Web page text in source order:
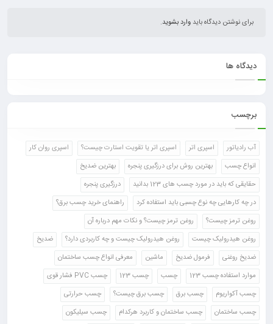
برای نوشتن دیدگاه باید وارد بشوید.
دیدگاه ها
برچسب
آب رادیاتور اسپری اتر اسپری اتر یا تقویت استارت چیست؟
اسپری روان کار
انواع چسب
بهترین روش برای درزگیری پنجره
بهترین ضدیخ
حقایقی که باید در مورد چسب های 123 بدانید
درزگیری پنجره
در چه کارهایی چه نوع چسبی باید استفاده کرد
راهنمای خرید چسب برق؟
روغن ترمز چیست؟
روغن ترمز چیست؟ و نکات مهم درباره آن
روغن هیدرولیک چیست
روغن هیدرولیک چیست و چه کاربردی دارد؟
ضدیخ
ضدیخ روغنی
فرمول ضدیخ ماشین
معرفی انواع چسب ساختمان
موارد استفاده چسب 123
چسب چسب 123
چسب PVC فشار قوی
چسب آکواریوم
چسب برق چسب برق چیست؟
چسب حرارتی
چسب ساختمان
چسب ساختمان و کاربرد هرکدام
چسب سیلیکون